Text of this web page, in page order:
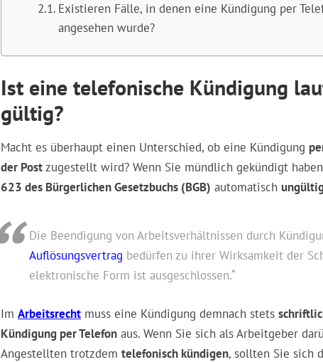
Existieren Fälle, in denen eine Kündigung per
angesehen wurde?
Ist eine telefonische Kündigung
gültig?
Macht es überhaupt einen Unterschied, ob eine Kündigung
der Postzugestellt wird? Wenn Sie mündlich gekündigt
623 des Bürgerlichen Gesetzbuchs (BGB) automatisch
Die Beendigung von Arbeitsverhältnissen durch
Auflösungsvertrag bedürfen zu ihrer Wirksamkeit der
elektronische Form ist ausgeschlossen.“
Im Arbeitsrecht muss eine Kündigung demnach stets
Kündigung per Telefon aus. Wenn Sie sich als Arbeitgeber
Angestellten trotzdem telefonisch kündigen, sollten Sie sich